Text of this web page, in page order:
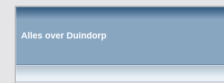
Alles over Duindorp